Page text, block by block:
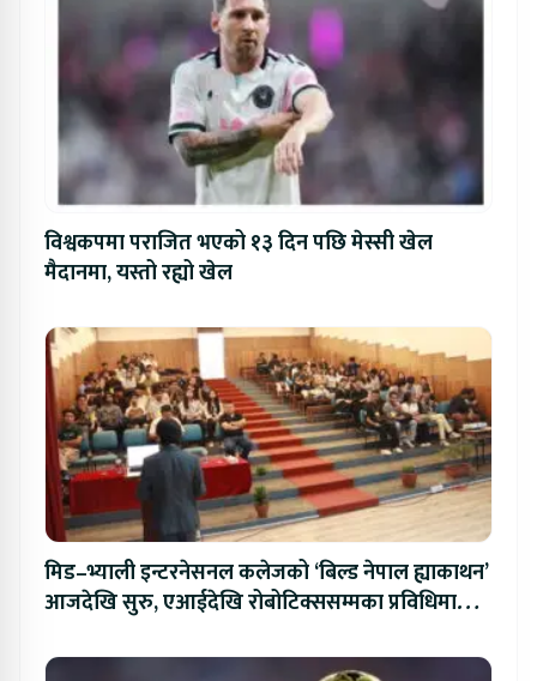
विश्वकपमा पराजित भएको १३ दिन पछि मेस्सी खेल
मैदानमा, यस्तो रह्यो खेल
मिड–भ्याली इन्टरनेसनल कलेजको ‘बिल्ड नेपाल ह्याकाथन’
आजदेखि सुरु, एआईदेखि रोबोटिक्ससम्मका प्रविधिमा